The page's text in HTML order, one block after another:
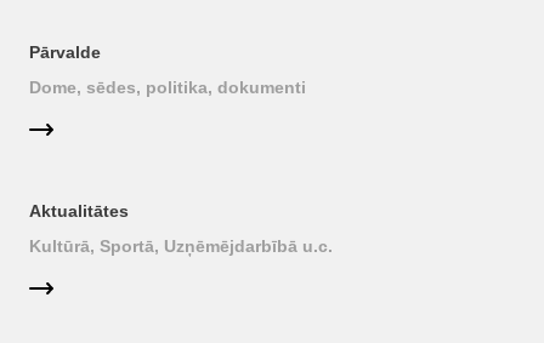
Pārvalde
Dome, sēdes, politika, dokumenti
Aktualitātes
Kultūrā, Sportā, Uzņēmējdarbībā u.c.